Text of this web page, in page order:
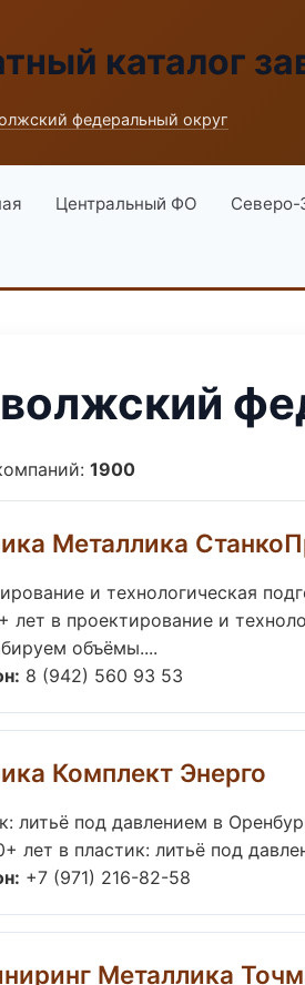
каталог
федеральный округ
Центральный ФО
1900
Металлика
и технологическая
лет в проектирование и
объёмы....
8 (942) 560 93 53
Комплект Энерго
литьё под давлением в
лет в пластик: литьё под
+7 (971) 216-82-58
Металлика